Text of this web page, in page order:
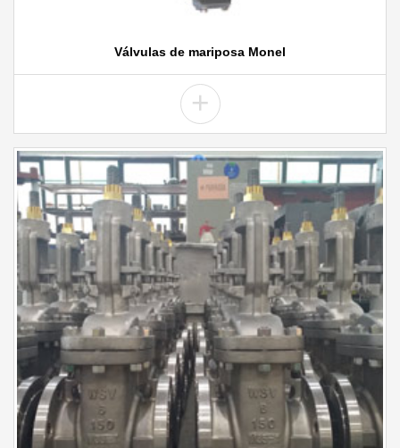
Válvulas de mariposa Monel
+